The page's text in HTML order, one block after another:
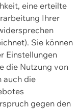
eine erteilte
Ihrer
Sie können
Einstellungen
die Nutzung von
auch die
gegen den